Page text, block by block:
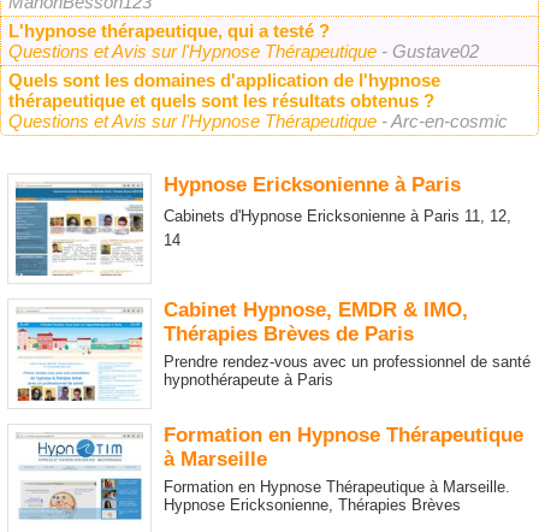
L'hypnose thérapeutique, qui a testé ?
Questions et Avis sur l'Hypnose Thérapeutique - Gustave02
Quels sont les domaines d'application de l'hypnose
thérapeutique et quels sont les résultats obtenus ?
Questions et Avis sur l'Hypnose Thérapeutique - Arc-en-cosmic
Hypnose Ericksonienne à Paris
Cabinets d'Hypnose Ericksonienne à Paris 11, 12,
14
Cabinet Hypnose, EMDR & IMO,
Thérapies Brèves de Paris
Prendre rendez-vous avec un professionnel de santé
hypnothérapeute à Paris
Formation en Hypnose Thérapeutique
à Marseille
Formation en Hypnose Thérapeutique à Marseille.
Hypnose Ericksonienne, Thérapies Brèves